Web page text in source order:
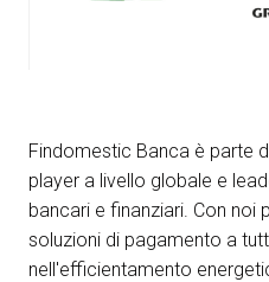
ESPONI A KEY27
AREA RISERVATA
person
Findomestic Banca è parte
player a livello globale e
bancari e finanziari. Con noi
soluzioni di pagamento a
nell'efficientamento